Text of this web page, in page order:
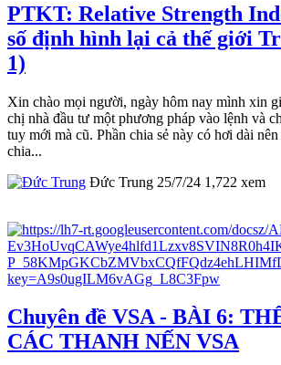
PTKT: Relative Strength
số định hình lại cả thế giới
1)
Xin chào mọi người, ngày hôm nay mình xin
chị nhà đầu tư một phương pháp vào lệnh và
tuy mới mà cũ. Phần chia sẻ này có hơi dài
chia...
Đức Trung 25/7/24 1,722 xem
Chuyên đề VSA - BÀI 6:
CÁC THANH NẾN VSA